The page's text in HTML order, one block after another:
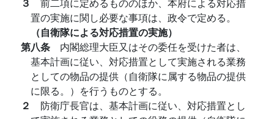
置の実施に関し必要な事項は、政令で定める。
（自衛隊による対応措置の実施）
第八条 内閣総理大臣又はその委任を受けた者は、
基本計画に従い、対応措置として実施される業務
としての物品の提供（自衛隊に属する物品の提供
に限る。）を行うものとする。
２ 防衛庁長官は、基本計画に従い、対応措置とし